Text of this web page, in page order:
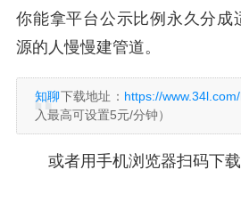
你能拿平台公示比例永久分成
源的人慢慢建管道。
知聊下载地址： https://
入最高可设置5元/分钟）
或者用手机浏览器扫码下载